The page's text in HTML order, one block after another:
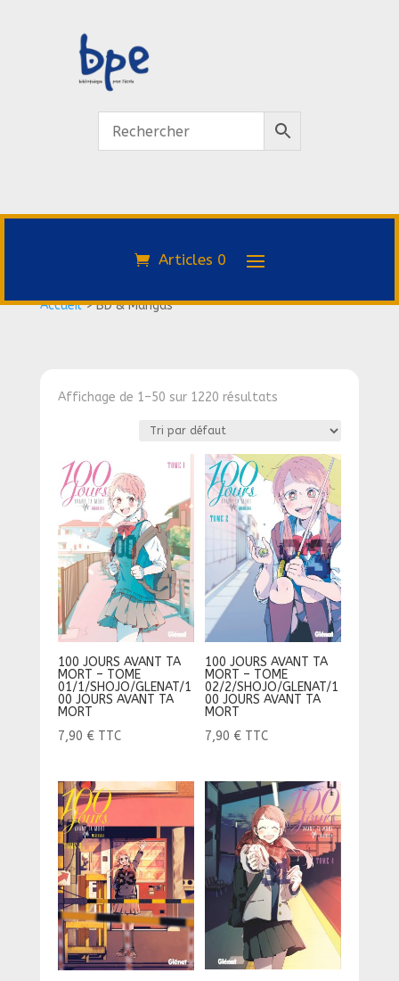
Articles 0
Accueil>BD & Mangas
Affichage de 1–50 sur 1220 résultats
100 JOURS AVANT TA
MORT – TOME
01/1/SHOJO/GLENAT/1
00 JOURS AVANT TA
MORT
7,90 € TTC
100 JOURS AVANT TA
MORT – TOME
02/2/SHOJO/GLENAT/1
00 JOURS AVANT TA
MORT
7,90 € TTC